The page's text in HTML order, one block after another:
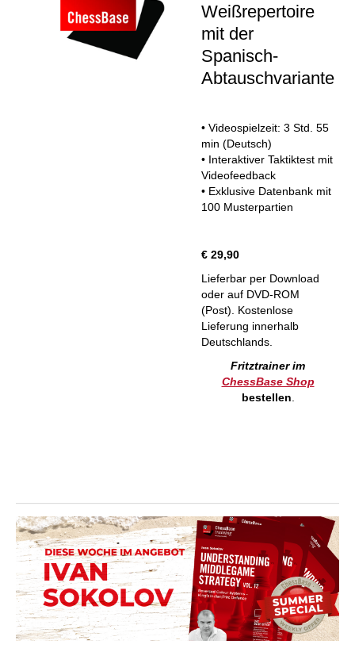
Weißrepertoire
mit der
Spanisch-
Abtauschvariante
• Videospielzeit: 3 Std. 55
min (Deutsch)
• Interaktiver Taktiktest mit
Videofeedback
• Exklusive Datenbank mit
100 Musterpartien
€ 29,90
Lieferbar per Download
oder auf DVD-ROM
(Post). Kostenlose
Lieferung innerhalb
Deutschlands.
Fritztrainer im
ChessBase Shop
bestellen